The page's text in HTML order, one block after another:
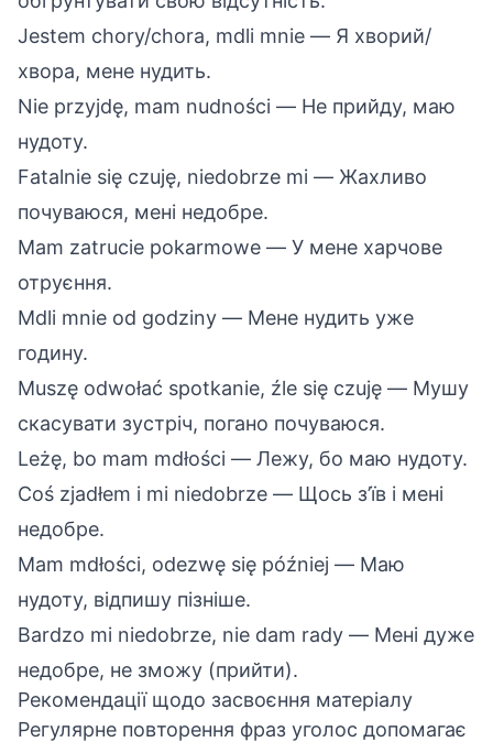
Jestem chory/chora, mdli mnie — Я хворий/
хвора, мене нудить.
Nie przyjdę, mam nudności — Не прийду, маю
нудоту.
Fatalnie się czuję, niedobrze mi — Жахливо
почуваюся, мені недобре.
Mam zatrucie pokarmowe — У мене харчове
отруєння.
Mdli mnie od godziny — Мене нудить уже
годину.
Muszę odwołać spotkanie, źle się czuję — Мушу
скасувати зустріч, погано почуваюся.
Leżę, bo mam mdłości — Лежу, бо маю нудоту.
Coś zjadłem i mi niedobrze — Щось з’їв і мені
недобре.
Mam mdłości, odezwę się później — Маю
нудоту, відпишу пізніше.
Bardzo mi niedobrze, nie dam rady — Мені дуже
недобре, не зможу (прийти).
Рекомендації щодо засвоєння матеріалу
Регулярне повторення фраз уголос допомагає